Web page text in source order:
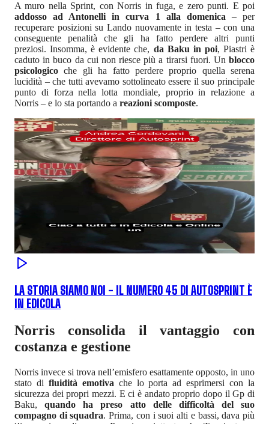
A muro nella Sprint, con Norris in fuga, e zero punti. E poi
addosso ad Antonelli in curva 1 alla domenica – per
recuperare posizioni su Lando nuovamente in testa – con una
conseguente penalità che gli ha fatto perdere altri punti
preziosi. Insomma, è evidente che, da Baku in poi, Piastri è
caduto in buco da cui non riesce più a tirarsi fuori. Un blocco
psicologico che gli ha fatto perdere proprio quella serena
lucidità – che tutti avevamo sottolineato essere il suo principale
punto di forza nella lotta mondiale, proprio in relazione a
Norris – e lo sta portando a reazioni scomposte.
LA STORIA SIAMO NOI - IL NUMERO 45 DI AUTOSPRINT È
IN EDICOLA
Norris consolida il vantaggio con
costanza e gestione
Norris invece si trova nell’emisfero esattamente opposto, in uno
stato di fluidità emotiva che lo porta ad esprimersi con la
sicurezza dei propri mezzi. E ci è andato proprio dopo il Gp di
Baku,quando ha preso atto delle difficoltà del suo
compagno di squadra. Prima, con i suoi alti e bassi, dava più